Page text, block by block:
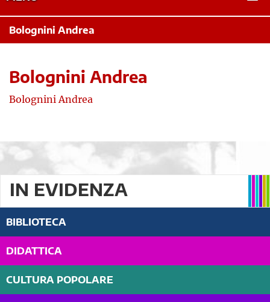
Bolognini Andrea
Bolognini Andrea
Bolognini Andrea
IN EVIDENZA
BIBLIOTECA
DIDATTICA
CULTURA POPOLARE